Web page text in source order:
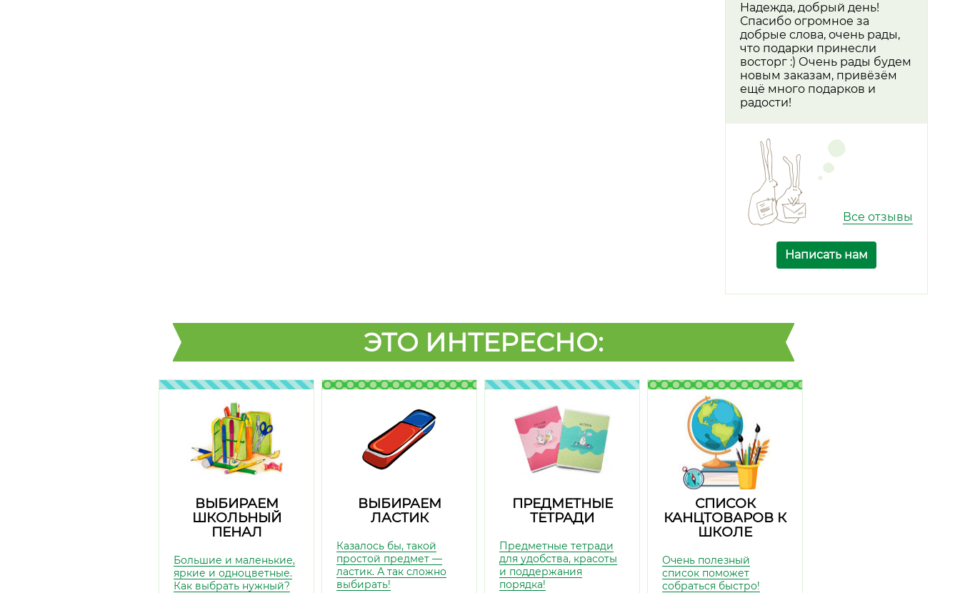
Надежда, добрый день!
Спасибо огромное за
добрые слова, очень рады,
что подарки принесли
восторг :) Очень рады будем
новым заказам, привёзём
ещё много подарков и
радости!
Все отзывы
Написать нам
ЭТО ИНТЕРЕСНО:
ВЫБИРАЕМ
ШКОЛЬНЫЙ
ПЕНАЛ
Большие и маленькие,
яркие и одноцветные.
Как выбрать нужный?
ВЫБИРАЕМ
ЛАСТИК
Казалось бы, такой
простой предмет —
ластик. А так сложно
выбирать!
ПРЕДМЕТНЫЕ
ТЕТРАДИ
Предметные тетради
для удобства, красоты
и поддержания
порядка!
СПИСОК
КАНЦТОВАРОВ К
ШКОЛЕ
Очень полезный
список поможет
собраться быстро!